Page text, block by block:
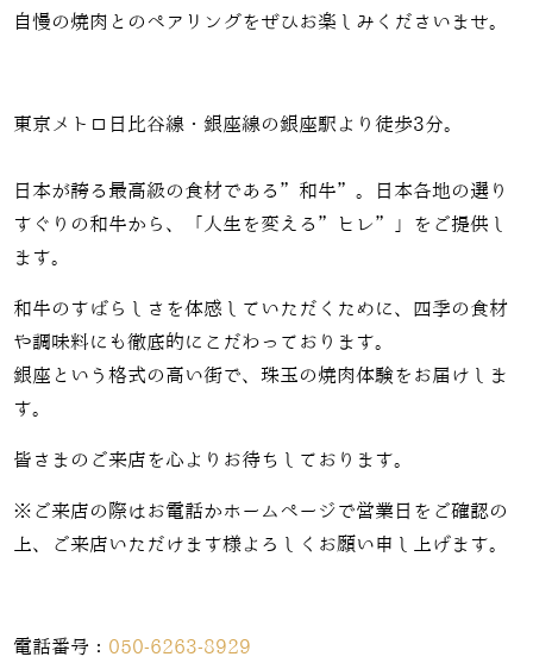
自慢の焼肉とのペアリングをぜひお楽しみくださいませ。
東京メトロ日比谷線・銀座線の銀座駅より徒歩3分。
日本が誇る最高級の食材である”和牛”。日本各地の選り
すぐりの和牛から、「人生を変える”ヒレ”」をご提供し
ます。
和牛のすばらしさを体感していただくために、四季の食材
や調味料にも徹底的にこだわっております。
銀座という格式の高い街で、珠玉の焼肉体験をお届けしま
す。
皆さまのご来店を心よりお待ちしております。
※ご来店の際はお電話かホームページで営業日をご確認の
上、ご来店いただけます様よろしくお願い申し上げます。
電話番号： 050-6263-8929